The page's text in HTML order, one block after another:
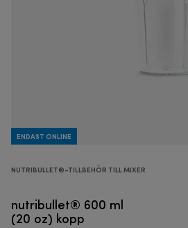
ENDAST ONLINE
NUTRIBULLET®-TILLBEHÖR TILL MIXER
nutribullet® 600 ml
(20 oz) kopp